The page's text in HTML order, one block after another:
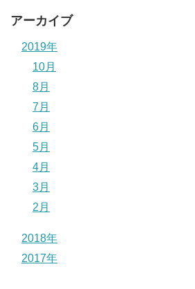
アーカイブ
2019年
10月
8月
7月
6月
5月
4月
3月
2月
2018年
2017年